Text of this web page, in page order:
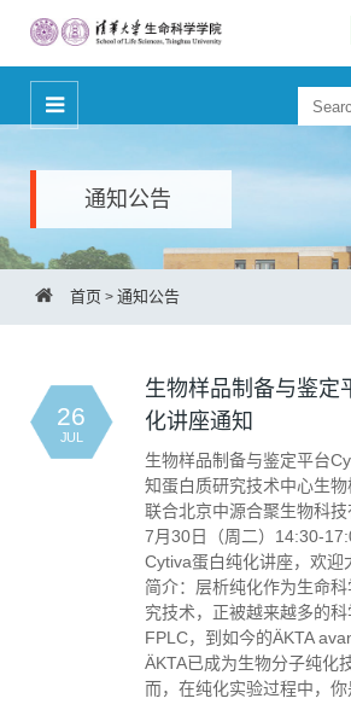
通知公告
首页 > 通知公告
26
JUL
生物样品制备与鉴定
化讲座通知
生物样品制备与鉴定平台
知蛋白质研究技术中心生
联合北京中源合聚生物科
7月30日（周二）14:30-
Cytiva蛋白纯化讲座，欢迎
简介：层析纯化作为生命
究技术，正被越来越多的
FPLC，到如今的ÄKTA
ÄKTA已成为生物分子纯化
而，在纯化实验过程中，你